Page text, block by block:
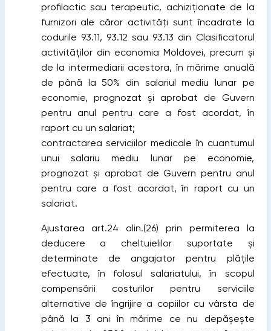
profilactic sau terapeutic, achiziţionate de la
furnizori ale căror activităţi sunt încadrate la
codurile 93.11, 93.12 sau 93.13 din Clasificatorul
activităţilor din economia Moldovei, precum şi
de la intermediarii acestora, în mărime anuală
de până la 50% din salariul mediu lunar pe
economie, prognozat şi aprobat de Guvern
pentru anul pentru care a fost acordat, în
raport cu un salariat;
contractarea serviciilor medicale în cuantumul
unui salariu mediu lunar pe economie,
prognozat şi aprobat de Guvern pentru anul
pentru care a fost acordat, în raport cu un
salariat.
Ajustarea art.24 alin.(26) prin permiterea la
deducere a cheltuielilor suportate şi
determinate de angajator pentru plăţile
efectuate, în folosul salariatului, în scopul
compensării costurilor pentru serviciile
alternative de îngrijire a copiilor cu vârsta de
până la 3 ani în mărime ce nu depăşeşte